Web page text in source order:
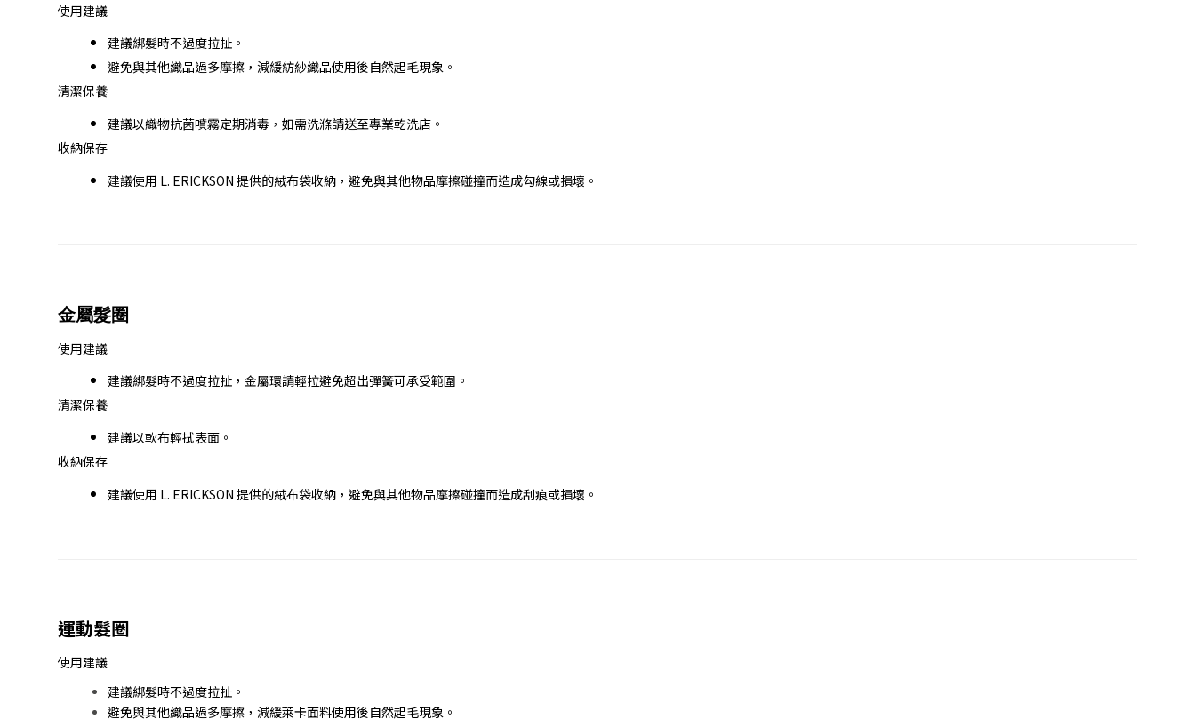
使用建議
建議綁髮時不過度拉扯。
避免與其他織品過多摩擦，減緩紡紗織品使用後自然起毛現象。
清潔保養
建議以織物抗菌噴霧定期消毒，如需洗滌請送至專業乾洗店。
收納保存
建議使用 L. ERICKSON 提供的絨布袋收納，避免與其他物品摩擦碰撞而造成勾線或損壞。
金屬髮圈
使用建議
建議綁髮時不過度拉扯，金屬環請輕拉避免超出彈簧可承受範圍。
清潔保養
建議以軟布輕拭表面。
收納保存
建議使用 L. ERICKSON 提供的絨布袋收納，避免與其他物品摩擦碰撞而造成刮痕或損壞。
運動髮圈
使用建議
建議綁髮時不過度拉扯。
避免與其他織品過多摩擦，減緩萊卡面料使用後自然起毛現象。